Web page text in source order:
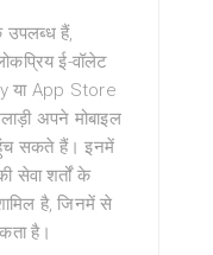
हैं,
ई-वॉलेट
या App Store
अपने मोबाइल
सकते हैं। इनमें
सेवा शर्तों के
है, जिनमें से
है।